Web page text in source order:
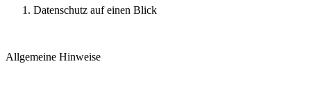
Datenschutz auf einen Blick
Allgemeine Hinweise